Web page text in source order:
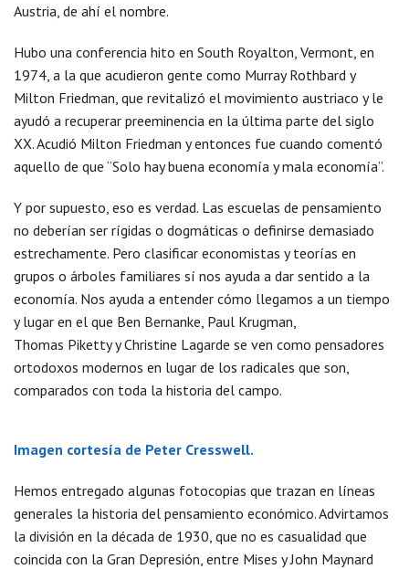
Austria, de ahí el nombre.
Hubo una conferencia hito en South Royalton, Vermont, en
1974, a la que acudieron gente como Murray Rothbard y
Milton Friedman, que revitalizó el movimiento austriaco y le
ayudó a recuperar preeminencia en la última parte del siglo
XX. Acudió Milton Friedman y entonces fue cuando comentó
aquello de que “Solo hay buena economía y mala economía”.
Y por supuesto, eso es verdad. Las escuelas de pensamiento
no deberían ser rígidas o dogmáticas o definirse demasiado
estrechamente. Pero clasificar economistas y teorías en
grupos o árboles familiares sí nos ayuda a dar sentido a la
economía. Nos ayuda a entender cómo llegamos a un tiempo
y lugar en el que Ben Bernanke, Paul Krugman,
Thomas Piketty y Christine Lagarde se ven como pensadores
ortodoxos modernos en lugar de los radicales que son,
comparados con toda la historia del campo.
Imagen cortesía de Peter Cresswell.
Hemos entregado algunas fotocopias que trazan en líneas
generales la historia del pensamiento económico. Advirtamos
la división en la década de 1930, que no es casualidad que
coincida con la Gran Depresión, entre Mises y John Maynard